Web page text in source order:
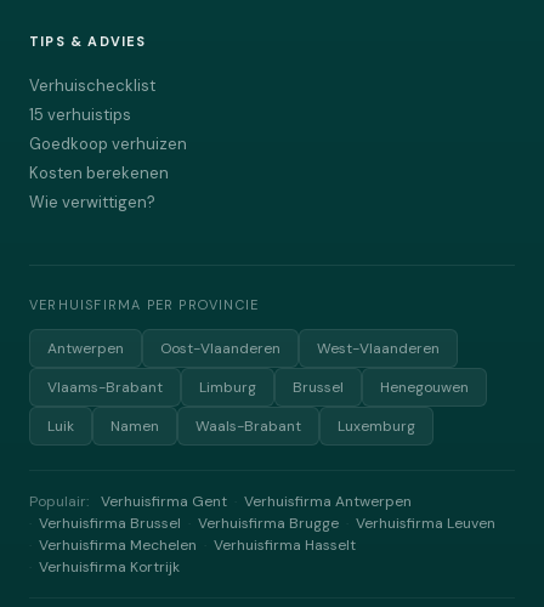
TIPS & ADVIES
Verhuischecklist
15 verhuistips
Goedkoop verhuizen
Kosten berekenen
Wie verwittigen?
VERHUISFIRMA PER PROVINCIE
Antwerpen Oost-Vlaanderen
West-Vlaanderen
Vlaams-Brabant
Limburg Brussel
Henegouwen
Luik
Namen Waals-Brabant Luxemburg
Populair: Verhuisfirma Gent Verhuisfirma Antwerpen
Verhuisfirma Brussel Verhuisfirma Brugge Verhuisfirma Leuven
Verhuisfirma Mechelen Verhuisfirma Hasselt
Verhuisfirma Kortrijk